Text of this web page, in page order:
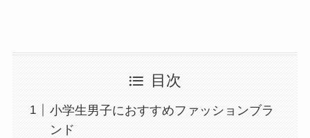
目次
小学生男子におすすめファッションブラ
ンド